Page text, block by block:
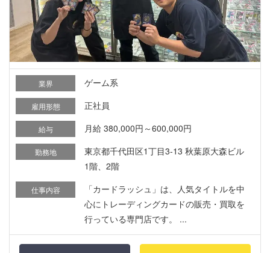
業界 ゲーム系
雇用形態 正社員
給与 月給 380,000円～600,000円
勤務地
東京都千代田区1丁目3-13 秋葉原大森ビル
1階、2階
仕事内容
「カードラッシュ」は、人気タイトルを中
心にトレーディングカードの販売・買取を
行っている専門店です。 ...